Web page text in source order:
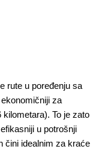
rute u poređenju sa
za
To je zato
u potrošnji
čini idealnim za kraće